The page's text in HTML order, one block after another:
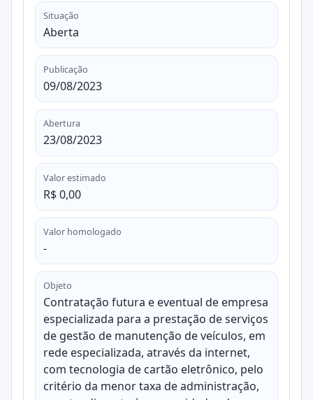
Situação
Aberta
Publicação
09/08/2023
Abertura
23/08/2023
Valor estimado
R$ 0,00
Valor homologado
-
Objeto
Contratação futura e eventual de empresa
especializada para a prestação de serviços
de gestão de manutenção de veículos, em
rede especializada, através da internet,
com tecnologia de cartão eletrônico, pelo
critério da menor taxa de administração,